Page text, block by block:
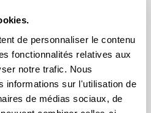
de personnaliser le contenu
fonctionnalités relatives aux
notre trafic. Nous
informations sur l'utilisation de
de médias sociaux, de
du personnel de la
ces dernières années,
porté à sa défense.
sans relâche, comme si